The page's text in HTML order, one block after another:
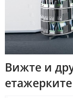
Вижте и